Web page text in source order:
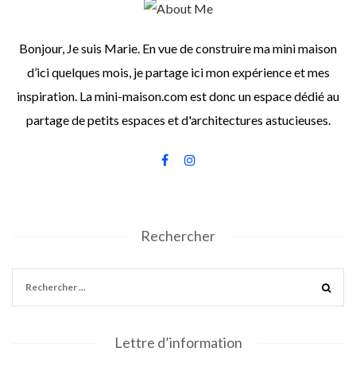
Bonjour, Je suis Marie. En vue de construire ma mini maison
d’ici quelques mois, je partage ici mon expérience et mes
inspiration. La mini-maison.com est donc un espace dédié au
partage de petits espaces et d'architectures astucieuses.
Rechercher
Lettre d’information